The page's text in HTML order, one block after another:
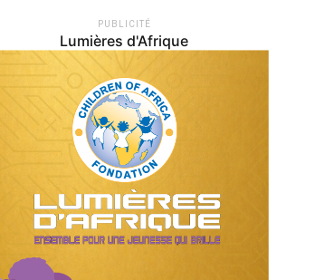
PUBLICITÉ
Lumières d'Afrique